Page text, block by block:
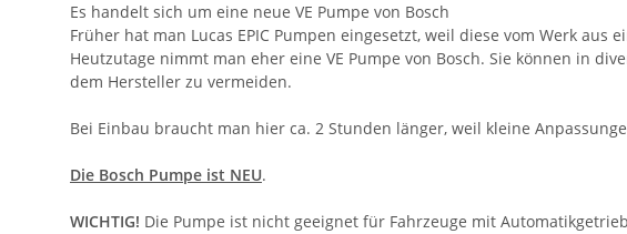
Es handelt sich um eine neue VE Pumpe von Bosch
Früher hat man Lucas EPIC Pumpen eingesetzt, weil diese vom Werk aus
Heutzutage nimmt man eher eine VE Pumpe von Bosch. Sie können in
dem Hersteller zu vermeiden.
Bei Einbau braucht man hier ca. 2 Stunden länger, weil kleine
Die Bosch Pumpe ist NEU.
WICHTIG! Die Pumpe ist nicht geeignet für Fahrzeuge mit